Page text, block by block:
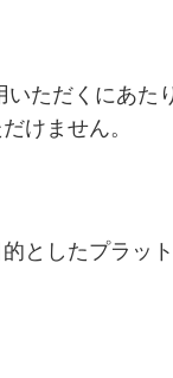
ただくにあた
けません。
としたプラッ